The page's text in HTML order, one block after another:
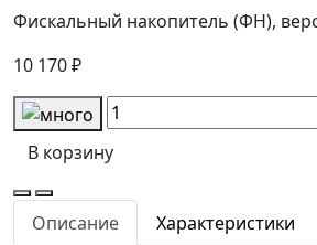
Фискальный накопитель (ФН),
10 170 ₽
В корзину
Описание
Характеристики